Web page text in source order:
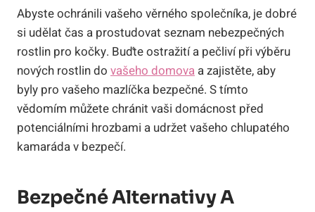
Abyste ochránili vašeho věrného společníka, je dobré
si udělat čas a prostudovat seznam nebezpečných
rostlin pro kočky. Buďte ostražití a pečliví při výběru
nových rostlin do vašeho domova a zajistěte, aby
byly pro vašeho mazlíčka bezpečné. S tímto
vědomím můžete chránit vaši domácnost před
potenciálními hrozbami a udržet vašeho chlupatého
kamaráda v bezpečí.
Bezpečné Alternativy A